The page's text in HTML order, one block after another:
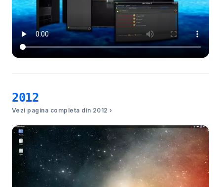
2012
Vezi pagina completa din 2012 ›